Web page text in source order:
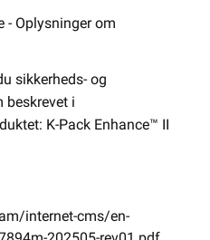
- Oplysninger om
sikkerheds- og
beskrevet i
K-Pack Enhance™ II
internet-cms/en-